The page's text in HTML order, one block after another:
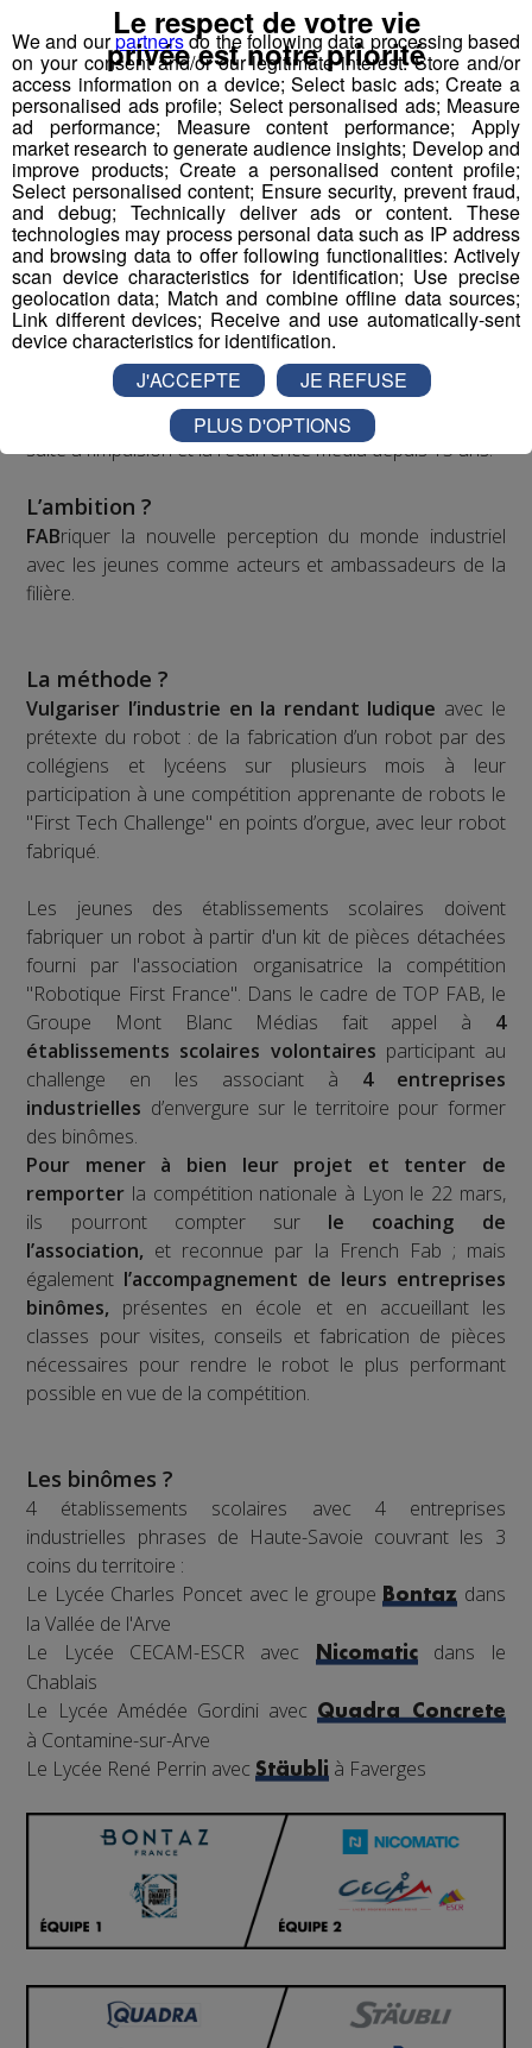
réconcilier les jeunes et l’industrie
Pour la 1ère fois dans l’histoire de l’industrie et des
médias français, nous proposons de porter, créer,
produire, diffuser un programme audiovisuel « mass
média » à l’échelle régionale.
Top Fab, le 1er programme
audiovisuel inspirant qui raconte
la fierté industrielle par la jeune
génération
Dans l’esprit d'un “top chef de l’industrie”, à l’image de la
nouvelle perception désirable suscitée pour la cuisine
suite à l’impulsion et la récurrence média depuis 15 ans.
L’ambition ?
FABriquer la nouvelle perception du monde industriel
avec les jeunes comme acteurs et ambassadeurs de la
filière.
La méthode ?
Vulgariser l’industrie en la rendant ludique avec le
prétexte du robot : de la fabrication d’un robot par des
collégiens et lycéens sur plusieurs mois à leur
participation à une compétition apprenante de robots le
"First Tech Challenge" en points d’orgue, avec leur robot
fabriqué.
Les jeunes des établissements scolaires doivent
fabriquer un robot à partir d'un kit de pièces détachées
fourni par l'association organisatrice la compétition
"Robotique First France". Dans le cadre de TOP FAB, le
Groupe Mont Blanc Médias fait appel à 4
établissements scolaires volontaires participant au
challenge en les associant à 4 entreprises
industrielles d’envergure sur le territoire pour former
des binômes.
Pour mener à bien leur projet et tenter de
remporter la compétition nationale à Lyon le 22 mars,
ils pourront compter sur le coaching de
l’association, et reconnue par la French Fab ; mais
également l’accompagnement de leurs entreprises
binômes, présentes en école et en accueillant les
classes pour visites, conseils et fabrication de pièces
nécessaires pour rendre le robot le plus performant
possible en vue de la compétition.
Les binômes ?
4 établissements scolaires avec 4 entreprises
industrielles phrases de Haute-Savoie couvrant les 3
coins du territoire :
Le Lycée Charles Poncet avec le groupe Bontaz dans
la Vallée de l'Arve
Le Lycée CECAM-ESCR avec
Nicomaticdans le
Chablais
Le Lycée Amédée Gordini avecQuadra Concrete
à Contamine-sur-Arve
Le Lycée René Perrin avecStäubli à Faverges
We and ourpartnersdo the following data processing based
on your consent and/or our legitimate interest: Store and/or
access information on a device; Select basic ads; Create a
personalised ads profile; Select personalised ads; Measure
ad performance; Measure content performance; Apply
market research to generate audience insights; Develop and
improve products; Create a personalised content profile;
Select personalised content; Ensure security, prevent fraud,
and debug; Technically deliver ads or content. These
technologies may process personal data such as IP address
and browsing data to offer following functionalities: Actively
scan device characteristics for identification; Use precise
geolocation data; Match and combine offline data sources;
Link different devices; Receive and use automatically-sent
device characteristics for identification.
Le respect de votre vie
privée est notre priorité
J'ACCEPTE
JE REFUSE
PLUS D'OPTIONS